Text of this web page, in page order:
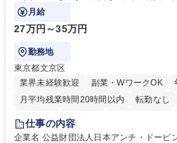
躍いただくことを期待しています。
月給
27万円～35万円
勤務地
東京都文京区
業界未経験歓迎
副業・WワークOK
月平均残業時間20時間以内
転勤なし
賞与あり
育休あり
食事補助あり
仕事の内容
企業名 公益財団法人日本アンチ・ドーピング機構 求人名